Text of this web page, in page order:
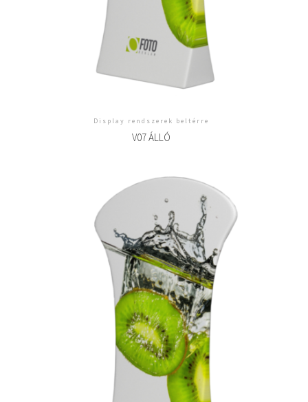
Display rendszerek beltérre
V07 ÁLLÓ